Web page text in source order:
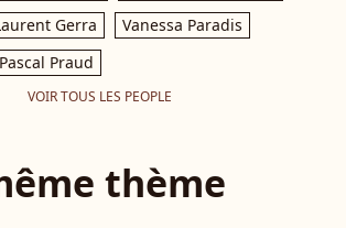
Gerra
Vanessa Paradis
Pascal Praud
VOIR TOUS LES PEOPLE
thème